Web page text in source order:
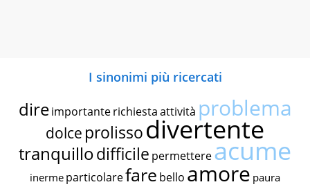
I sinonimi più ricercati
dire importante richiestaattività problema
dolce prolissodivertente
tranquillodifficile permettereacume
inerme particolarefare bello amore paura